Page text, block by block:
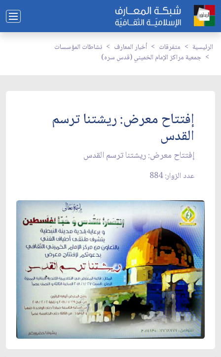
الرئيسية متفرقات أخبار المعارف
نشاطات المؤسسات
جمعية مراكز الإمام الخميني (قدس سره)
إفتتاح معرض: ريشتنا ترسم
القدس
إفتتاح معرض: ريشتنا ترسم القدس
عدد الزوار: 884